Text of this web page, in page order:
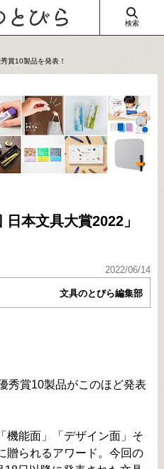
検索
賞10製品を発表！
日本文具大賞2022」
2022/06/14
文具のとびら編集部
秀賞10製品がこのほど発表
機能面」「デザイン面」そ
贈られるアワード。今回の